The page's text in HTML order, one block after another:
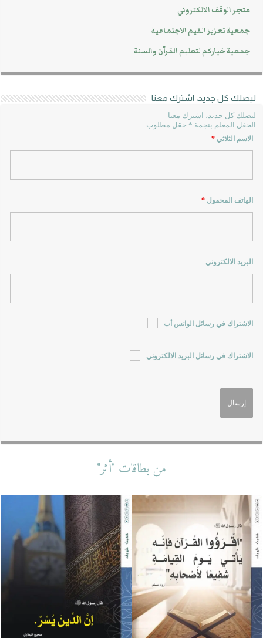
متجر الوقف الالكتروني
جمعية تعزيز القيم الاجتماعية
جمعية خياركم لتعليم القرآن والسنة
ليصلك كل جديد، اشترك معنا
ليصلك كل جديد، اشترك معنا
الحقل المعلم بنجمة * حقل مطلوب
الاسم الثلاثي*
الهاتف المحمول*
البريد الالكتروني
الاشتراك في رسائل الواتس أب
الاشتراك في رسائل البريد الالكتروني
من بطاقات "أثر"